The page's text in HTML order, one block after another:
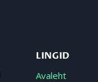
LINGID
Avaleht